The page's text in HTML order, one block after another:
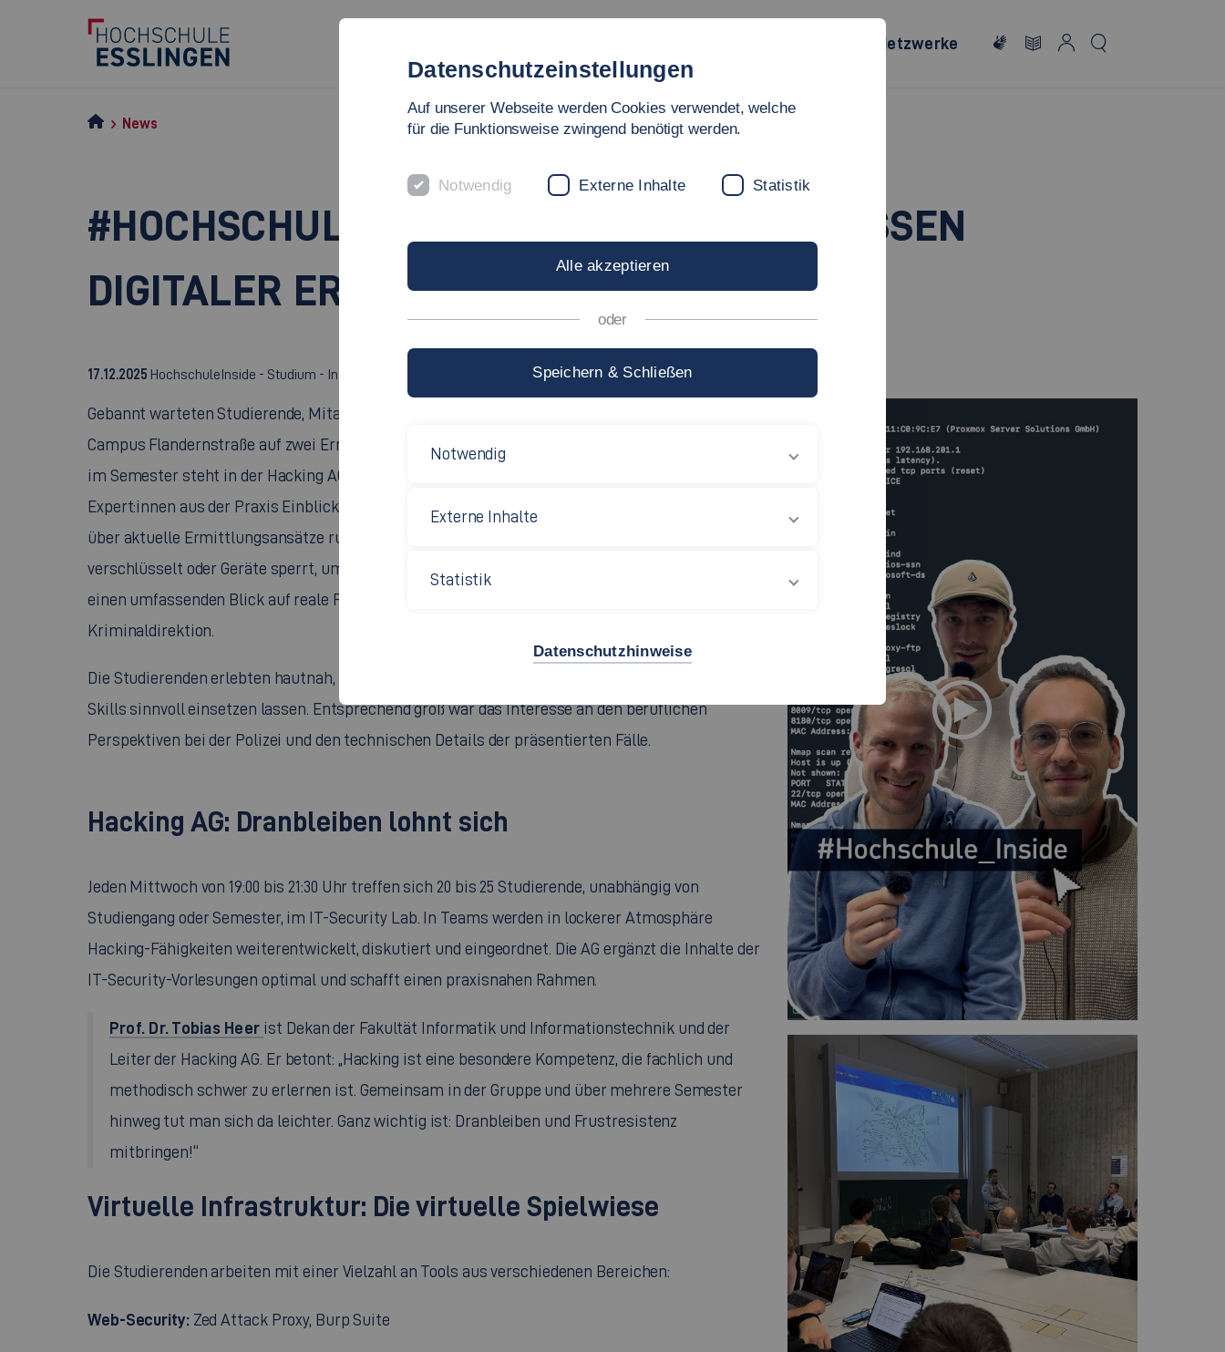
Netzwerke
News
#HOCHSCHULE_INSIDE: HINTER DEN KULISSEN
DIGITALER ERMITTLUNGEN
17.12.2025 HochschuleInside - Studium - Informationstechnik
Gebannt warteten Studierende, Mitarbeitende und Professor:innen im
Campus Flandernstraße auf zwei Ermittler der Kriminaldirektion 5 Esslingen. Ungefähr einmal
im Semester steht in der Hacking AG eine besondere
Expert:innen aus der Praxis Einblicke in ihre Arbeit geben. Dieses Mal berichteten die Polizisten
über aktuelle Ermittlungsansätze rund um
verschlüsselt oder Geräte sperrt, um Lösegeld zu erpressen. Die Teilnehmenden erhielten dabei
einen umfassenden Blick auf reale Fälle, typische Vorgehensweisen und Ermittlungserfolge der
Kriminaldirektion.
Die Studierenden erlebten hautnah, wie sich ihre im Studium und in der AG erworbenen
Skills sinnvoll einsetzen lassen. Entsprechend groß war das Interesse an den beruflichen
Perspektiven bei der Polizei und den technischen Details der präsentierten Fälle.
Hacking AG: Dranbleiben lohnt sich
Jeden Mittwoch von 19:00 bis 21:30 Uhr treffen sich 20 bis 25 Studierende, unabhängig von
Studiengang oder Semester, im IT-Security Lab . In Teams werden in lockerer Atmosphäre
Hacking-Fähigkeiten weiterentwickelt, diskutiert und eingeordnet. Die AG ergänzt die Inhalte der
IT-Security-Vorlesungen optimal und schafft einen praxisnahen Rahmen.
Prof. Dr. Tobias Heer ist Dekan der Fakultät Informatik und Informationstechnik und der
Leiter der Hacking AG. Er betont: „Hacking ist eine besondere Kompetenz, die fachlich und
methodisch schwer zu erlernen ist. Gemeinsam in der Gruppe und über mehrere Semester
hinweg tut man sich da leichter. Ganz wichtig ist: Dranbleiben und Frustresistenz
mitbringen!“
Virtuelle Infrastruktur: Die virtuelle Spielwiese
Die Studierenden arbeiten mit einer Vielzahl an Tools aus verschiedenen Bereichen:
Web-Security:Zed Attack Proxy, Burp Suite
Datenschutzeinstellungen
Auf unserer Webseite werden Cookies verwendet, welche
für die Funktionsweise zwingend benötigt werden.
Notwendig Externe Inhalte Statistik
Alle akzeptieren
oder
Speichern & Schließen
Notwendig
Externe Inhalte
Statistik
Datenschutzhinweise